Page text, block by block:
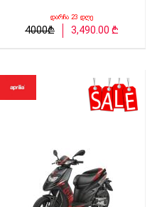
დარჩა 23 დღე
4000₾ 3,490.00 ₾